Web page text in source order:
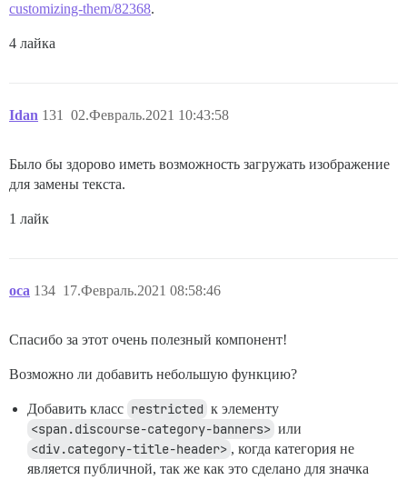
customizing-them/82368.
4 лайка
Idan 02.Февраль.2021 10:43:58
131
Было бы здорово иметь возможность загружать изображение
для замены текста.
1 лайк
oca 17.Февраль.2021 08:58:46
134
Спасибо за этот очень полезный компонент!
Возможно ли добавить небольшую функцию?
Добавить класс restricted к элементу
<span.discourse-category-banners> или
<div.category-title-header> , когда категория не
является публичной, так же как это сделано для значка